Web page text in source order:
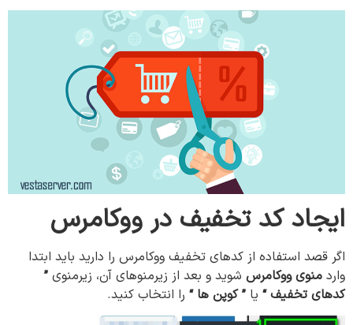
ایجاد کدتخفیف در ووکامرس
اگر قصد استفاده از کدهای تخفیف ووکامرس را دارید باید ابتدا
وارد منوی ووکامرس شوید و بعد از زیرمنوهای آن، زیرمنوی ”
کدهای تخفیف “ یا ” کوپن ها “ را انتخاب کنید.